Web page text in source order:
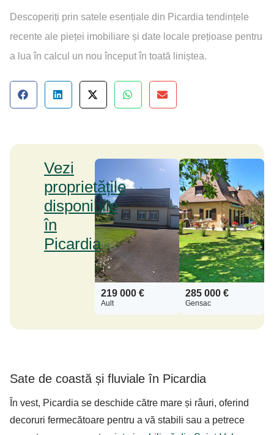
Descoperiți prin satele esențiale din Picardia tendințele
recente ale pieței imobiliare și date locale prețioase pentru
a lua în calcul un nou început în toată liniștea.
Sate de coastă și fluviale în Picardia
În vest, Picardia se deschide către mare și râuri, oferind
decoruri fermecătoare pentru a vă stabili sau a petrece
Vezi
proprietățile
disponibile
în
Picardia
219 000 €
Ault
285 000 €
Gensac